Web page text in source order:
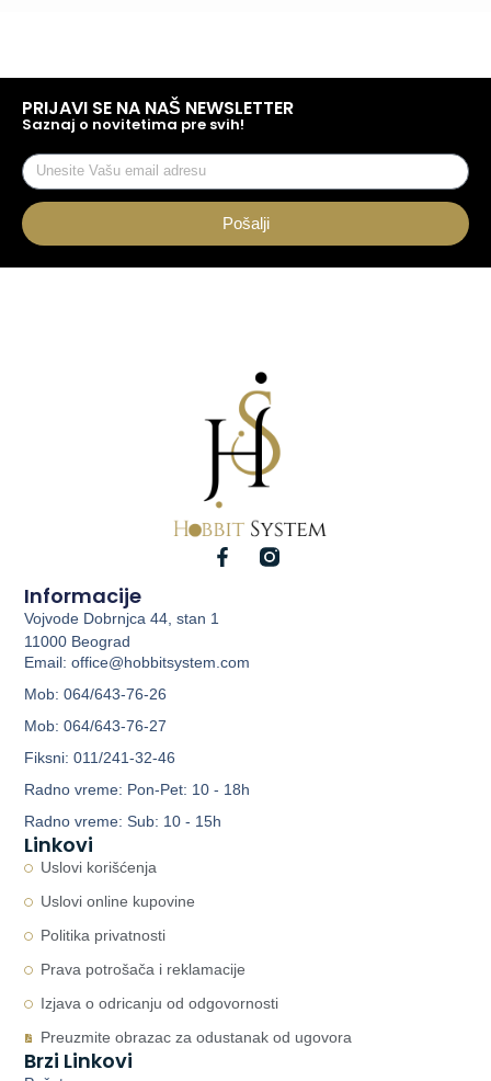
PRIJAVI SE NA NAŠ NEWSLETTER
Saznaj o novitetima pre svih!
Pošalji
Linkovi
Uslovi korišćenja
Uslovi online kupovine
Politika privatnosti
Prava potrošača i reklamacije
Izjava o odricanju od odgovornosti
Preuzmite obrazac za odustanak od ugovora
Brzi Linkovi
Informacije
Vojvode Dobrnjca 44, stan 1
11000 Beograd
Email: office@hobbitsystem.com
Mob: 064/643-76-26
Mob: 064/643-76-27
Fiksni: 011/241-32-46
Radno vreme: Pon-Pet: 10 - 18h
Radno vreme: Sub: 10 - 15h